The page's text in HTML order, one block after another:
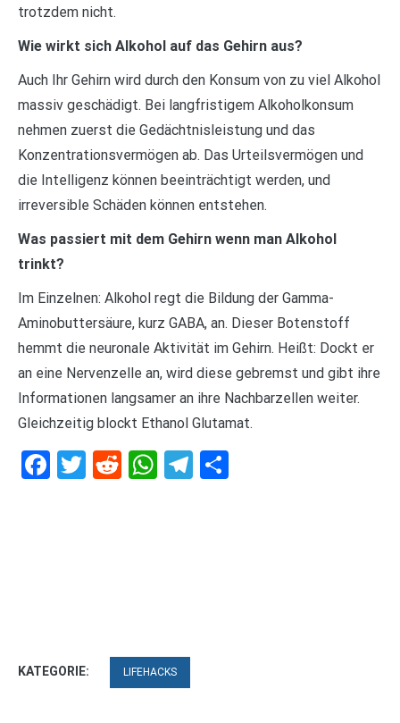
trotzdem nicht.
Wie wirkt sich Alkohol auf das Gehirn aus?
Auch Ihr Gehirn wird durch den Konsum von zu viel Alkohol
massiv geschädigt. Bei langfristigem Alkoholkonsum
nehmen zuerst die Gedächtnisleistung und das
Konzentrationsvermögen ab. Das Urteilsvermögen und
die Intelligenz können beeinträchtigt werden, und
irreversible Schäden können entstehen.
Was passiert mit dem Gehirn wenn man Alkohol
trinkt?
Im Einzelnen: Alkohol regt die Bildung der Gamma-
Aminobuttersäure, kurz GABA, an. Dieser Botenstoff
hemmt die neuronale Aktivität im Gehirn. Heißt: Dockt er
an eine Nervenzelle an, wird diese gebremst und gibt ihre
Informationen langsamer an ihre Nachbarzellen weiter.
Gleichzeitig blockt Ethanol Glutamat.
Facebook
Twitter
RedditWhatsApp
Telegram
KATEGORIE: LIFEHACKS